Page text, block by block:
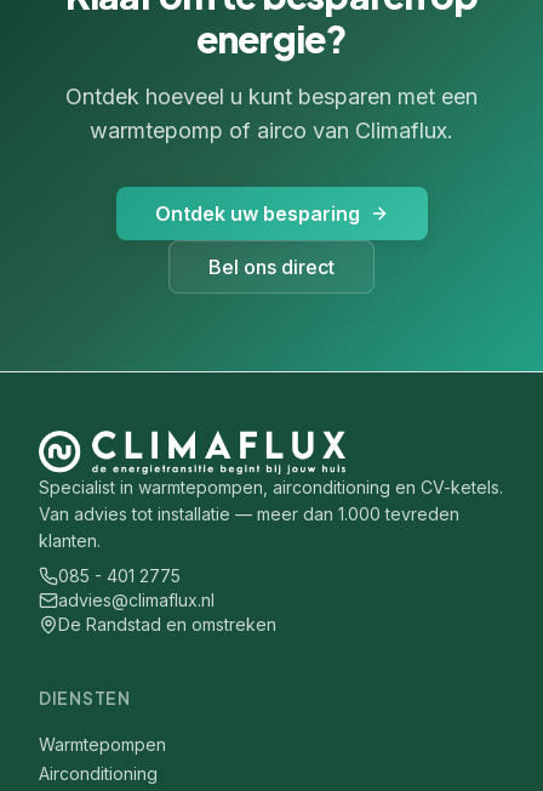
energie?
Ontdek hoeveel u kunt besparen met een
warmtepomp of airco van Climaflux.
Ontdek uw besparing
Bel ons direct
Specialist in warmtepompen, airconditioning en CV-ketels.
Van advies tot installatie — meer dan 1.000 tevreden
klanten.
085 - 401 2775
advies@climaflux.nl
De Randstad en omstreken
DIENSTEN
Warmtepompen
Airconditioning